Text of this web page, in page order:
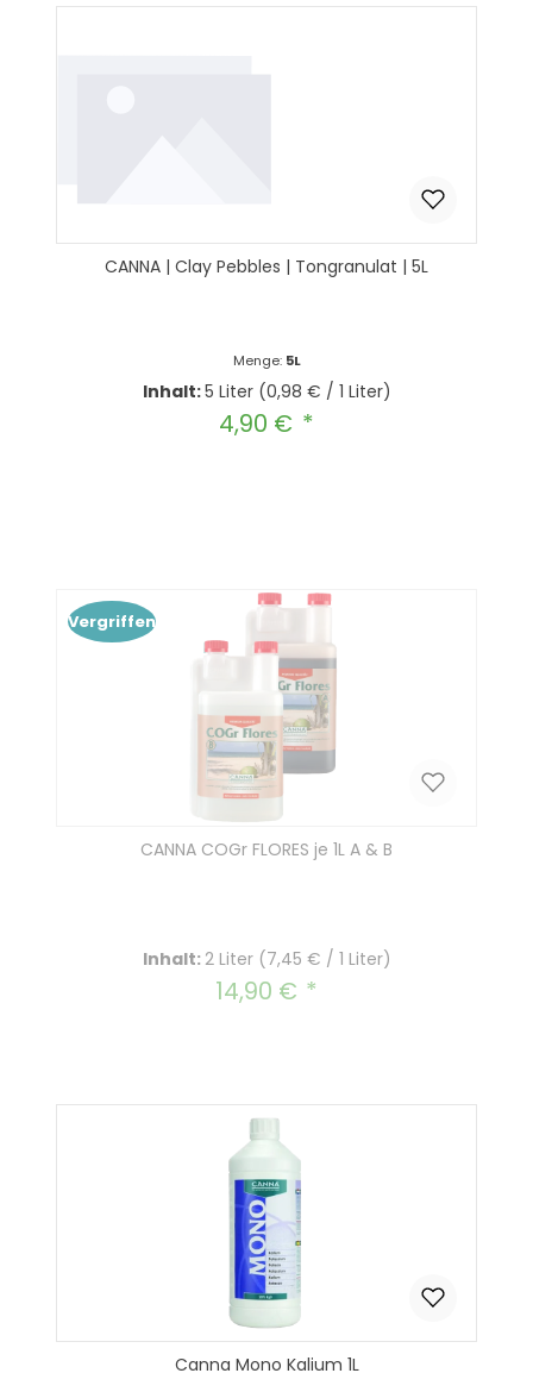
CANNA | Clay Pebbles | Tongranulat | 5L
Menge: 5L
Inhalt:5 Liter (0,98 € / 1 Liter)
Regulärer Preis:
4,90 €
Vergriffen
CANNA COGr FLORES je 1L A & B
Inhalt: 2 Liter (7,45 € / 1 Liter)
Regulärer Preis:
14,90 €
Canna Mono Kalium 1L